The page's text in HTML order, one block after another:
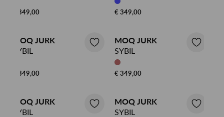
€ 349,00 € 349,00
MOQ JURK
SYBIL
€ 349,00
MOQ JURK
SYBIL
€ 349,00
MOQ JURK
SYBIL
MOQ JURK
SYBIL